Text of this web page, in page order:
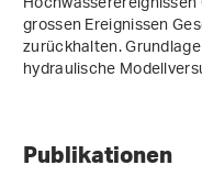
grossen Ereignissen
zurückhalten.
hydraulische
Publikationen